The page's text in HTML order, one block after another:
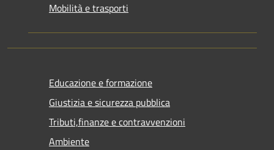
Mobilità e trasporti
Educazione e formazione
Giustizia e sicurezza pubblica
Tributi,finanze e contravvenzioni
Ambiente